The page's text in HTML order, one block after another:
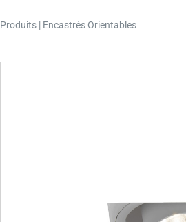
Produits | Encastrés Orientables